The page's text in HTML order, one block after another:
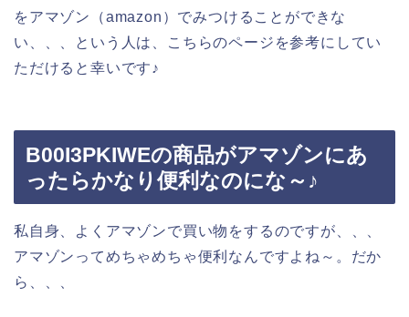
をアマゾン（amazon）でみつけることができな
い、、、という人は、こちらのページを参考にしてい
ただけると幸いです♪
B00I3PKIWEの商品がアマゾンにあ
ったらかなり便利なのにな～♪
私自身、よくアマゾンで買い物をするのですが、、、
アマゾンってめちゃめちゃ便利なんですよね～。だか
ら、、、